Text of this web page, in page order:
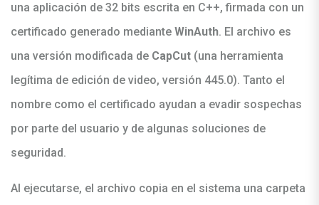
una aplicación de 32 bits escrita en C++, firmada con un
certificado generado mediante WinAuth. El archivo es
una versión modificada de CapCut (una herramienta
legítima de edición de video, versión 445.0). Tanto el
nombre como el certificado ayudan a evadir sospechas
por parte del usuario y de algunas soluciones de
seguridad.
Al ejecutarse, el archivo copia en el sistema una carpeta